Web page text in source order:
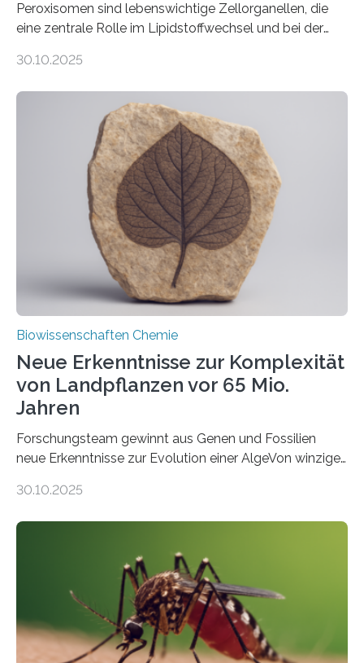
Peroxisomen sind lebenswichtige Zellorganellen, die
eine zentrale Rolle im Lipidstoffwechsel und bei der
erfüllen können, müssen zahlreiche Enzyme präzise in
der Ruhr-Universität Bochum um Prof. Dr. Ralf Erdmann
und Dr. Ismaila Francis Yusuf hat nun einen bislang
unbekannten Qualitätskontrollmechanismus des
peroxisomalen Proteintransports in der Bäckerhefe
Saccharomyces cerevisiae entdeckt, der für die
Funktionsfähigkeit der Organellen entscheidend ist. Die
Studie wurde am 28. Oktober 2025 in der
Fachzeitschrift…
30.10.2025
Biowissenschaften Chemie
Neue Erkenntnisse zur Komplexität
von Landpflanzen vor 65 Mio.
Jahren
Forschungsteam gewinnt aus Genen und Fossilien
neue Erkenntnisse zur Evolution einer AlgeVon winzigen
Landpflanzen zählen zu den komplexesten
Grünalgen, die vor Hunderten von Millionen Jahren
lebten. Unter den Vorfahren sticht eine Gruppe heraus,
die noch heute in der Natur vorkommt: die
Süßwasseralge Coleochaetophyceae. Einige Arten
dieser Gruppe bilden aus Zellfäden dichte Geflechte
mit scheibenförmiger Gestalt. Was auffällig ist: Die
30.10.2025